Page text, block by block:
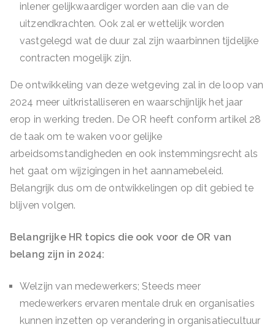
inlener gelijkwaardiger worden aan die van de
uitzendkrachten. Ook zal er wettelijk worden
vastgelegd wat de duur zal zijn waarbinnen tijdelijke
contracten mogelijk zijn.
De ontwikkeling van deze wetgeving zal in de loop van
2024 meer uitkristalliseren en waarschijnlijk het jaar
erop in werking treden. De OR heeft conform artikel 28
de taak om te waken voor gelijke
arbeidsomstandigheden en ook instemmingsrecht als
het gaat om wijzigingen in het aannamebeleid.
Belangrijk dus om de ontwikkelingen op dit gebied te
blijven volgen.
Belangrijke HR topics die ook voor de OR van
belang zijn in 2024:
Welzijn van medewerkers; Steeds meer
medewerkers ervaren mentale druk en organisaties
kunnen inzetten op verandering in organisatiecultuur